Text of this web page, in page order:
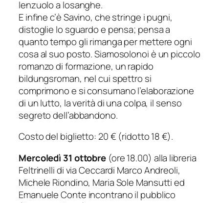
lenzuolo a losanghe.
E infine c’è Savino, che stringe i pugni,
distoglie lo sguardo e pensa; pensa a
quanto tempo gli rimanga per mettere ogni
cosa al suo posto. Siamosolonoi è un piccolo
romanzo di formazione, un rapido
bildungsroman, nel cui spettro si
comprimono e si consumano l’elaborazione
di un lutto, la verità di una colpa, il senso
segreto dell’abbandono.
Costo del biglietto: 20 € (ridotto 18 €).
Mercoledì 31 ottobre (ore 18.00) alla libreria
Feltrinelli di via Ceccardi Marco Andreoli,
Michele Riondino, Maria Sole Mansutti ed
Emanuele Conte incontrano il pubblico